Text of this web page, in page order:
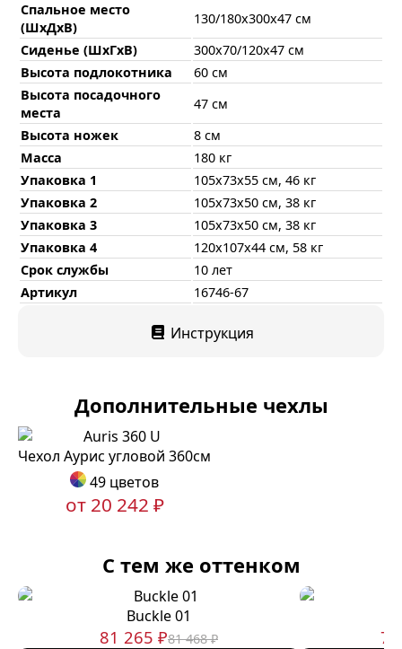
Спальное место
(ШхДхВ)
130/180х300х47 см
Сиденье (ШхГхВ)
300х70/120х47 см
Высота подлокотника
60 см
Высота посадочного
места
47 см
Высота ножек
8 см
Масса
180 кг
Упаковка 1
105х73х55 см, 46 кг
Упаковка 2
105х73х50 см, 38 кг
Упаковка 3
105х73х50 см, 38 кг
Упаковка 4
120х107х44 см, 58 кг
Срок службы
10 лет
Артикул
16746-67
Инструкция
Дополнительные чехлы
Чехол Аурис угловой 360см
49 цветов
от 20 242 ₽
С тем же оттенком
Buckle 01
81 265 ₽81 468 ₽